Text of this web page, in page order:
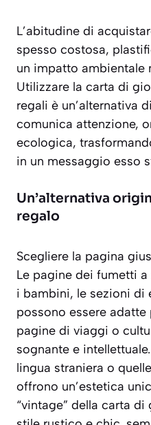
L’abitudine di
spesso costosa,
un impatto ambientale
Utilizzare la carta di
regali è un’alternativa
comunica attenzione,
ecologica,
in un messaggio esso
Un’alternativa
regalo
Scegliere la pagina
Le pagine dei fumetti
i bambini, le sezioni di
possono essere
pagine di viaggi o
sognante e
lingua straniera o
offrono un’estetica
“vintage” della carta